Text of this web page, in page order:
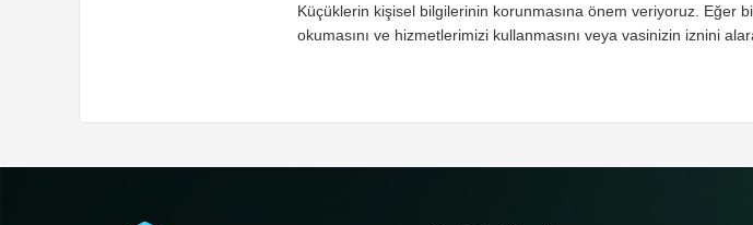
Küçüklerin kişisel bilgilerinin korunmasına önem veriyoruz. Eğer
okumasını ve hizmetlerimizi kullanmasını veya vasinizin iznini